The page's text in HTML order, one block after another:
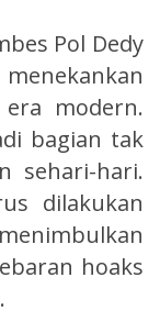
Pol Dedy
modern.
bagian tak
sehari-hari.
dilakukan
hoaks